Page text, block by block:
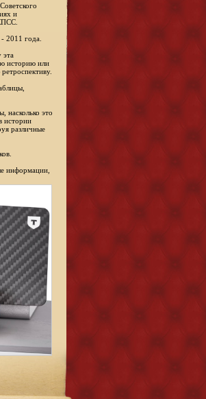
и
2011 года.
эта
историю или
насколько это
истории
различные
информации,